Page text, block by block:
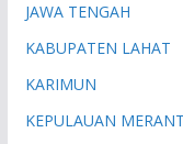
JAWA TENGAH
KABUPATEN LAHAT
KARIMUN
KEPULAUAN